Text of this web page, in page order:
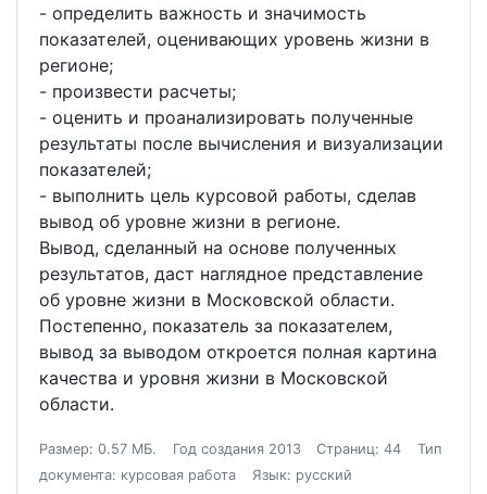
- определить важность и значимость
показателей, оценивающих уровень жизни в
регионе;
- произвести расчеты;
- оценить и проанализировать полученные
результаты после вычисления и визуализации
показателей;
- выполнить цель курсовой работы, сделав
вывод об уровне жизни в регионе.
Вывод, сделанный на основе полученных
результатов, даст наглядное представление
об уровне жизни в Московской области.
Постепенно, показатель за показателем,
вывод за выводом откроется полная картина
качества и уровня жизни в Московской
области.
Размер: 0.57 МБ. Год создания 2013 Страниц: 44
Тип
документа: курсовая работа
Язык: русский